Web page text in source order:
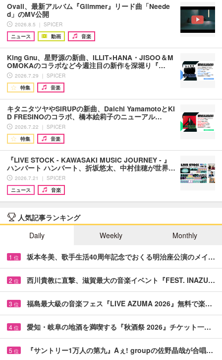
Ovall、最新アルバム『Glimmer』リード曲「Neede
d」のMV公開
2026.8.5 ｜ SPICER
ニュース
動画 音楽
King Gnu、星野源の新曲、ILLIT×HANA・JISOO＆M
OMOKAのコラボなど今週注目の新作を深堀り『…
2026.7.29 ｜ SPICER
特集
音楽
キタニタツヤやSIRUPの新曲、Daichi YamamotoとKI
D FRESINOのコラボ、橋本絵莉子のニューアル…
2026.7.22 ｜ SPICER
特集
音楽
『LIVE STOCK - KAWASAKI MUSIC JOURNEY - 』
ハンバート ハンバート、折坂悠太、中村佳穂が世界…
2026.7.21 ｜ SPICER
ニュース
音楽
人気記事ランキング
Daily
Weekly Monthly
1 位 坂本冬美、歌手生活40周年記念でおくる明治座公演のメイ…
2 位 西川貴教に直撃、滋賀最大の音楽イベント『FEST. INAZU…
3 位 福島最大級の音楽フェス『LIVE AZUMA 2026』無料で楽…
4 位 愛知・岐阜の地酒を満喫する『秋酒祭 2026』チケット一…
5 位 『サントリー1万人の第九』Aぇ! groupの佐野晶哉が合唱…